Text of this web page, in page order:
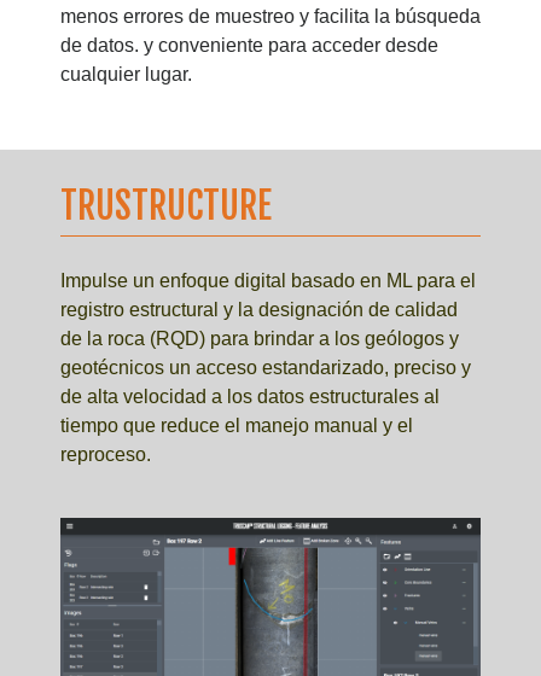
menos errores de muestreo y facilita la búsqueda
de datos. y conveniente para acceder desde
cualquier lugar.
TRUSTRUCTURE
Impulse un enfoque digital basado en ML para el
registro estructural y la designación de calidad
de la roca (RQD) para brindar a los geólogos y
geotécnicos un acceso estandarizado, preciso y
de alta velocidad a los datos estructurales al
tiempo que reduce el manejo manual y el
reproceso.